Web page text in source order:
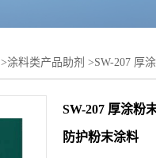
>涂料类产品助剂 >SW-207 厚
SW-207 厚涂粉
防护粉末涂料